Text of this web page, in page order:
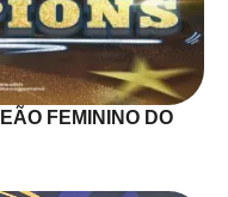
FEMININO DO